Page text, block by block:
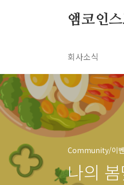
앰코인스
회사소식
Community/이
나의